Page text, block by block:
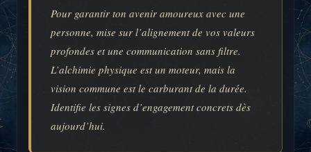
Pour garantir ton avenir amoureux avec une
personne, mise sur l’alignement de vos valeurs
profondes et une communication sans filtre.
L’alchimie physique est un moteur, mais la
vision commune est le carburant de la durée.
Identifie les signes d’engagement concrets dès
aujourd’hui.